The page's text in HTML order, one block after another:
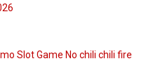
Slot Game No chili chili fire